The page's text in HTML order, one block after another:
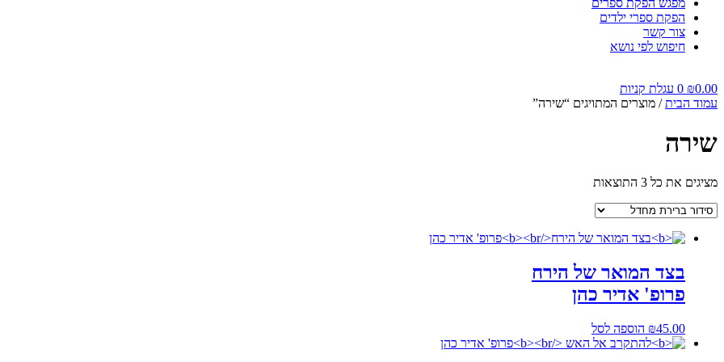
מפגש הפקת ספרים
הפקת ספרי ילדים
צור קשר
חיפוש לפי נושא
₪0.00
0 עגלת קניות
עמוד הבית/ מוצרים המתויגים “שירה”
שירה
מציגים את כל ⁦3⁩ התוצאות
בצד המואר של הירח
פרופ' אדיר כהן
₪45.00 הוספה לסל